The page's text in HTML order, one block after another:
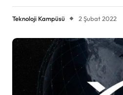
Teknoloji Kampüsü 2 Şubat 2022